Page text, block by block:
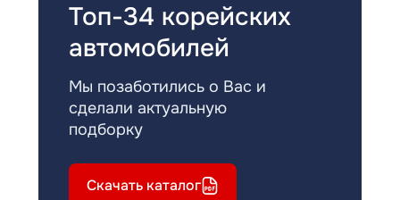
Топ-34 корейских
автомобилей
Мы позаботились о Вас и
сделали актуальную
подборку
Скачать каталог